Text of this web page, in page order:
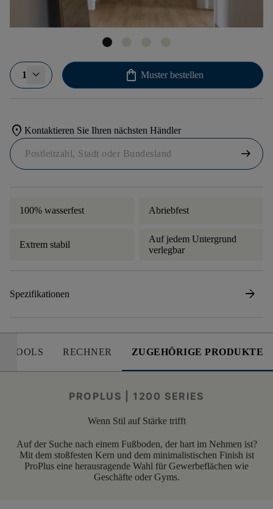
1 shopping_bag Muster bestellen
location_on Kontaktieren Sie Ihren nächsten Händler
arrow_right_alt
100% wasserfest Abriebfest
Extrem stabil
Auf jedem Untergrund
verlegbar
Spezifikationen arrow_forward
TOOLS RECHNER ZUGEHÖRIGE PRODUKTE
PROPLUS | 1200 SERIES
Wenn Stil auf Stärke trifft
Auf der Suche nach einem Fußboden, der hart im Nehmen ist?
Mit dem stoßfesten Kern und dem minimalistischen Finish ist
ProPlus eine herausragende Wahl für Gewerbeflächen wie
Geschäfte oder Gyms.